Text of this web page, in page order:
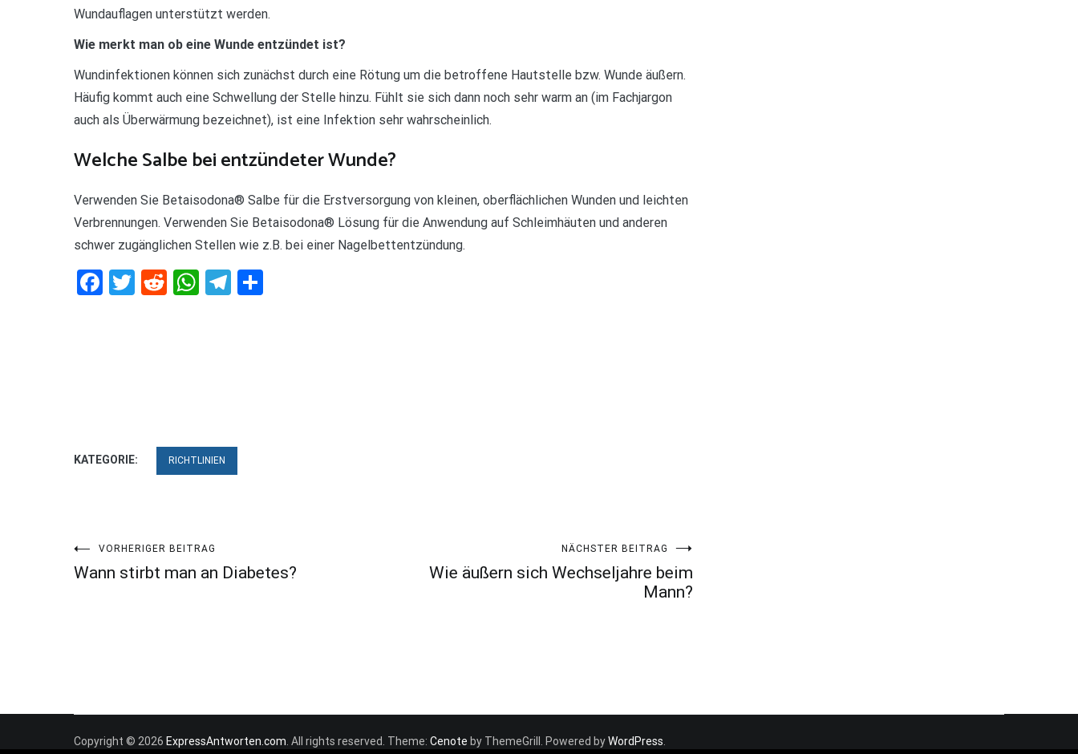
Wundauflagen unterstützt werden.
Wie merkt man ob eine Wunde entzündet ist?
Wundinfektionen können sich zunächst durch eine Rötung um die betroffene Hautstelle bzw. Wunde äußern.
Häufig kommt auch eine Schwellung der Stelle hinzu. Fühlt sie sich dann noch sehr warm an (im Fachjargon
auch als Überwärmung bezeichnet), ist eine Infektion sehr wahrscheinlich.
Welche Salbe bei entzündeter Wunde?
Verwenden Sie Betaisodona® Salbe für die Erstversorgung von kleinen, oberflächlichen Wunden und leichten
Verbrennungen. Verwenden Sie Betaisodona® Lösung für die Anwendung auf Schleimhäuten und anderen
schwer zugänglichen Stellen wie z.B. bei einer Nagelbettentzündung.
Facebook
Twitter
RedditWhatsApp
Telegram
KATEGORIE: RICHTLINIEN
Beitragsnavigation
VORHERIGER BEITRAG
Wann stirbt man an Diabetes?
NÄCHSTER BEITRAG
Wie äußern sich Wechseljahre beim
Mann?
Copyright © 2026 ExpressAntworten.com. All rights reserved. Theme: Cenote by ThemeGrill. Powered byWordPress.